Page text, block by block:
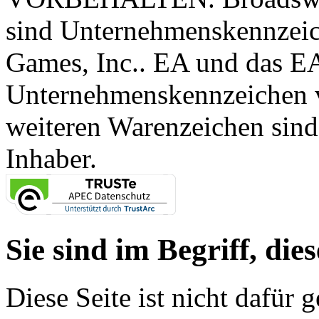
sind
Games, Inc.. EA und das
weiteren Warenzeichen
Inhaber.
Sie sind im Begriff,
Diese Seite ist nicht dafür